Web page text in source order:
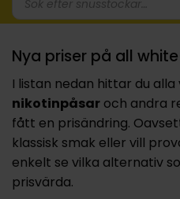
Nya priser på all
I listan nedan hittar du alla
nikotinpåsar och andra
fått en prisändring.
klassisk smak eller vill
enkelt se vilka alternativ
prisvärda.